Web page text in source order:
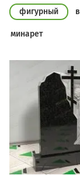
фигурный
минарет